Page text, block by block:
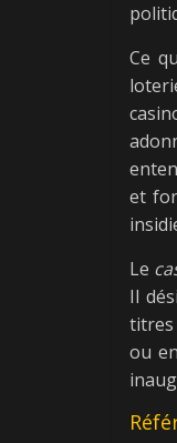
Ce
et
Le
Il
titres
ou